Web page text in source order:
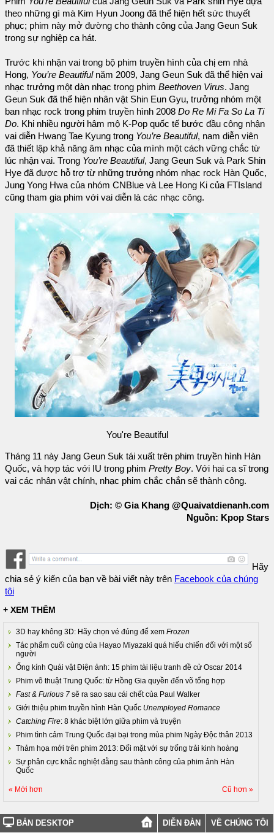
theo những gì mà Kim Hyun Joong đã thể hiện hết sức thuyết
phục; phim này mở đường cho thành công của Jang Geun Suk
trong sự nghiệp ca hát.
Trước khi nhận vai trong bộ phim truyền hình của chị em nhà
Hong, You’re Beautifulnăm 2009, Jang Geun Suk đã thể hiện vai
nhạc trưởng một dàn nhạc trong phim Beethoven Virus. Jang
Geun Suk đã thể hiện nhân vật Shin Eun Gyu, trưởng nhóm một
ban nhạc rock trong phim truyền hình 2008 Do Re Mi Fa So La Ti
Do. Khi nhiều người hâm mộ K-Pop quốc tế bước đầu công nhận
vai diễn Hwang Tae Kyung trong You’re Beautiful, nam diễn viên
đã thiết lập khả năng âm nhạc của mình một cách vững chắc từ
lúc nhận vai. Trong You’re Beautiful, Jang Geun Suk và Park Shin
Hye đã được hỗ trợ từ những trưởng nhóm nhạc rock Hàn Quốc,
Jung Yong Hwa của nhóm CNBlue và Lee Hong Ki của FTIsland
cũng tham gia phim với vai diễn là các nhạc công.
You're Beautiful
Tháng 11 này Jang Geun Suk tái xuất trên phim truyền hình Hàn
Quốc, và hợp tác với IU trong phim Pretty Boy. Với hai ca sĩ trong
vai các nhân vật chính, nhạc phim chắc chắn sẽ thành công.
Dịch: © Gia Khang @Quaivatdienanh.com
Nguồn: Kpop Stars
Hãy
chia sẻ ý kiến của bạn về bài viết này trên Facebook của chúng
tôi
+ XEM THÊM
3D hay không 3D: Hãy chọn vé đúng để xem Frozen
Tác phẩm cuối cùng của Hayao Miyazaki quá hiếu chiến đối với một số
người
Ống kính Quái vật Điện ảnh: 15 phim tài liệu tranh đề cử Oscar 2014
Phim võ thuật Trung Quốc: từ Hồng Gia quyền đến võ tổng hợp
Fast & Furious 7 sẽ ra sao sau cái chết của Paul Walker
Giới thiệu phim truyền hình Hàn Quốc Unemployed Romance
Catching Fire: 8 khác biệt lớn giữa phim và truyện
Phim tình cảm Trung Quốc đại bại trong mùa phim Ngày Độc thân 2013
Thảm họa mới trên phim 2013: Đối mặt với sự trống trải kinh hoàng
Sự phân cực khắc nghiệt đằng sau thành công của phim ảnh Hàn
Quốc
« Mới hơn Cũ hơn »
BẢN DESKTOP DIỄN ĐÀN VỀ CHÚNG TÔI